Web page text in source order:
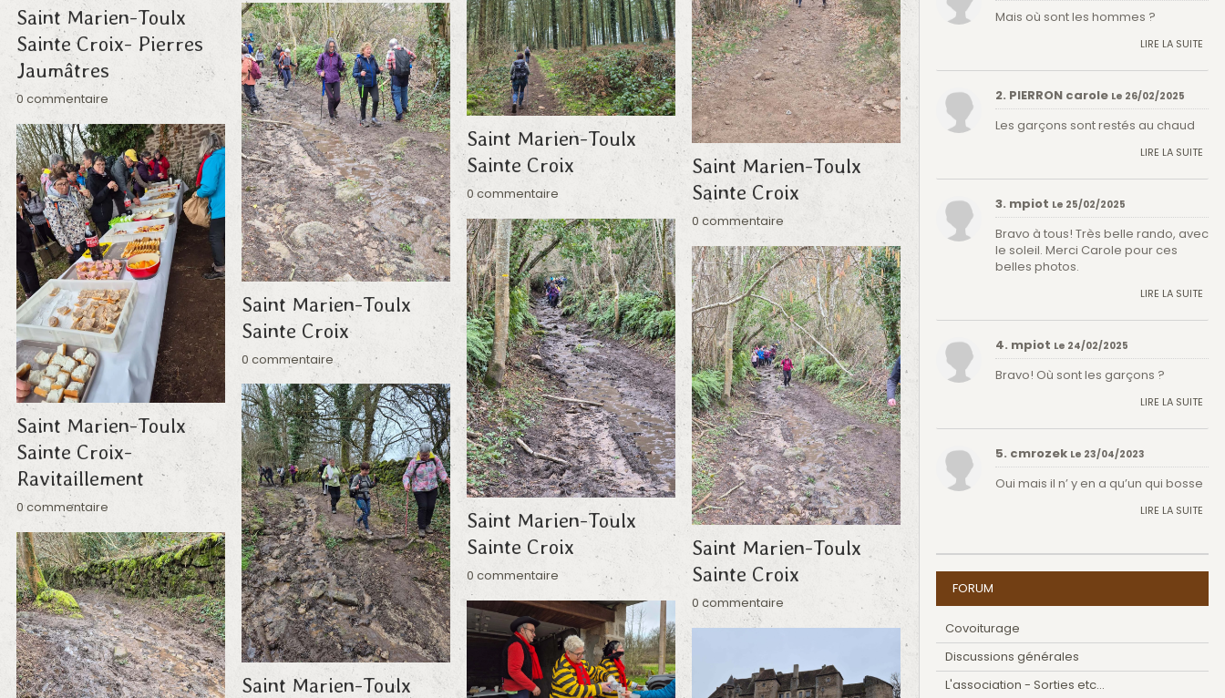
Saint Marien-Toulx
Sainte Croix- Pierres
Jaumâtres
0 commentaire
Saint Marien-Toulx
Sainte Croix
0 commentaire
Saint Marien-Toulx
Sainte Croix
0 commentaire
Saint Marien-Toulx
Sainte Croix-
Ravitaillement
0 commentaire
Saint Marien-Toulx
Sainte Croix
0 commentaire
Saint Marien-Toulx
Sainte Croix
0 commentaire
Saint Marien-Toulx
Sainte Croix
0 commentaire
Saint Marien-Toulx
Mais où sont les hommes ?
LIRE LA SUITE
2. PIERRON carole Le 26/02/2025
Les garçons sont restés au chaud
LIRE LA SUITE
3. mpiot Le 25/02/2025
Bravo à tous! Très belle rando, avec
le soleil. Merci Carole pour ces
belles photos.
LIRE LA SUITE
4. mpiot Le 24/02/2025
Bravo! Où sont les garçons ?
LIRE LA SUITE
5. cmrozek Le 23/04/2023
Oui mais il n’ y en a qu’un qui bosse
LIRE LA SUITE
FORUM
Covoiturage
Discussions générales
L'association - Sorties etc...